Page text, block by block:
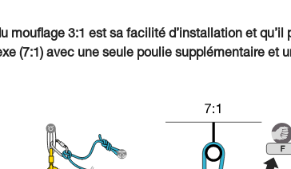
mouflage 3:1 est sa facilité d’installation et
(7:1) avec une seule poulie supplémentaire et